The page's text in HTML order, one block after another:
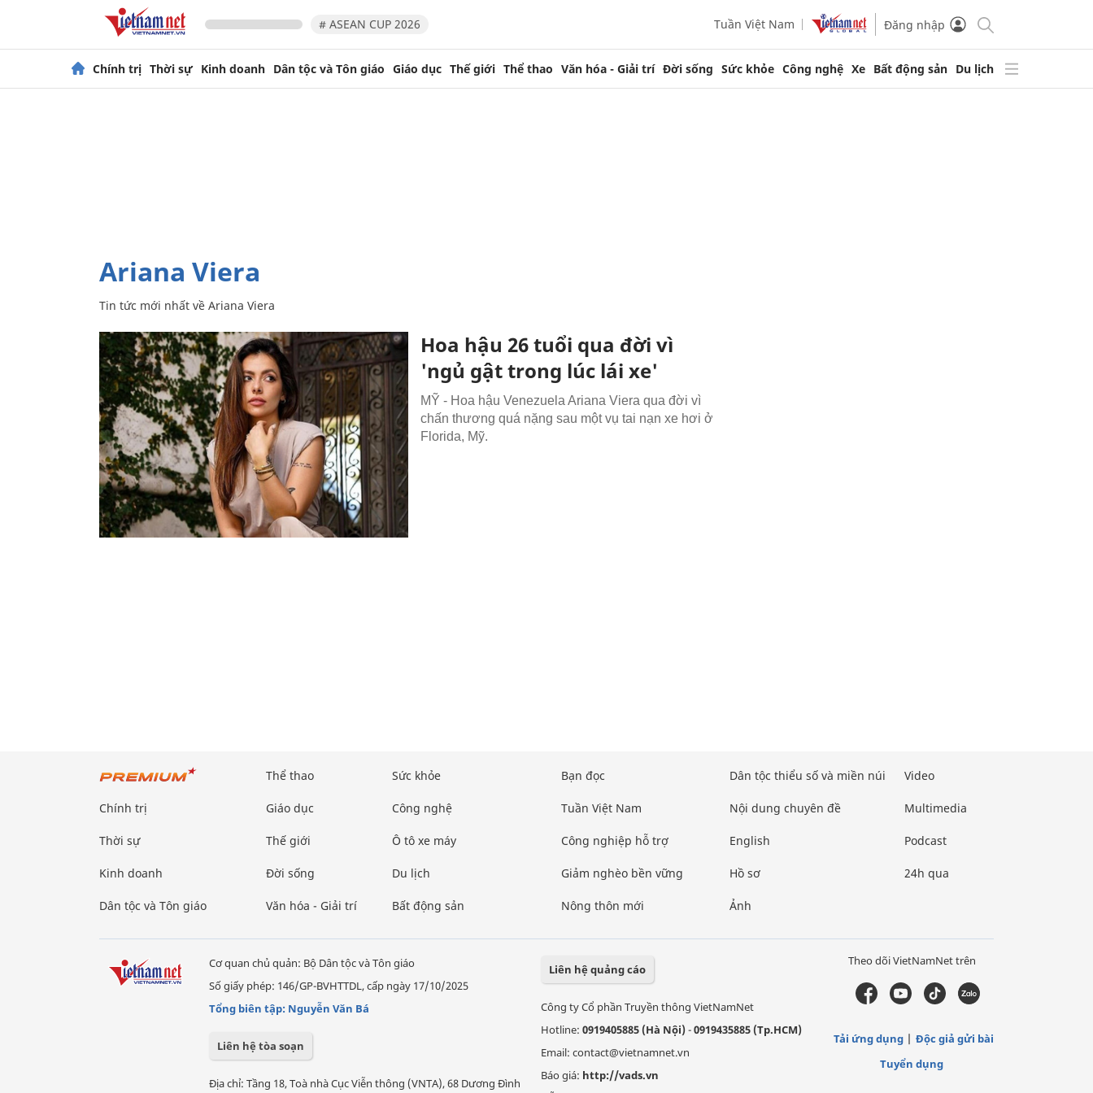
# ASEAN CUP 2026 Tuần Việt Nam Đăng nhập
Chính trị Thời sự Kinh doanh Dân tộc và Tôn giáo Giáo dục Thế giới Thể thao Văn hóa - Giải trí Đời sống Sức khỏe Công nghệ Xe Bất động sản Du lịch
Ariana Viera
Tin tức mới nhất về Ariana Viera
Hoa hậu 26 tuổi qua đời vì
'ngủ gật trong lúc lái xe'
MỸ - Hoa hậu Venezuela Ariana Viera qua đời vì
chấn thương quá nặng sau một vụ tai nạn xe hơi ở
Florida, Mỹ.
Chính trị
Thời sự
Kinh doanh
Dân tộc và Tôn giáo
Thể thao
Giáo dục
Thế giới
Đời sống
Văn hóa - Giải trí
Sức khỏe
Công nghệ
Ô tô xe máy
Du lịch
Bất động sản
Bạn đọc
Tuần Việt Nam
Công nghiệp hỗ trợ
Giảm nghèo bền vững
Nông thôn mới
Dân tộc thiểu số và miền núi
Nội dung chuyên đề
English
Hồ sơ
Ảnh
Video
Multimedia
Podcast
24h qua
Cơ quan chủ quản: Bộ Dân tộc và Tôn giáo
Số giấy phép: 146/GP-BVHTTDL, cấp ngày 17/10/2025
Tổng biên tập: Nguyễn Văn Bá
Liên hệ tòa soạn
Địa chỉ: Tầng 18, Toà nhà Cục Viễn thông (VNTA), 68 Dương Đình
Liên hệ quảng cáo
Công ty Cổ phần Truyền thông VietNamNet
Hotline: 0919405885 (Hà Nội)-0919435885 (Tp.HCM)
Email: contact@vietnamnet.vn
Báo giá: http://vads.vn
Theo dõi VietNamNet trên
Tải ứng dụng
Độc giả gửi bài
Tuyển dụng